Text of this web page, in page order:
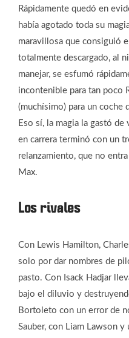
Rápidamente quedó en
había agotado toda su
maravillosa que consiguió
totalmente descargado, al
manejar, se esfumó
incontenible para tan poco
(muchísimo) para un coche
Eso sí, la magia la gastó
en carrera terminó con un
relanzamiento, que no
Max.
Los rivales
Con Lewis Hamilton,
solo por dar nombres de
pasto. Con Isack Hadjar
bajo el diluvio y
Bortoleto con un error de
Sauber, con Liam Lawson